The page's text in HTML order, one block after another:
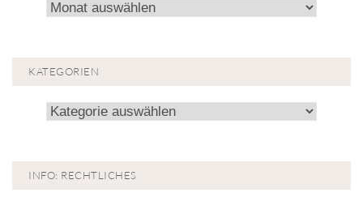
Archiv!
KATEGORIEN
Kategorien
INFO: RECHTLICHES